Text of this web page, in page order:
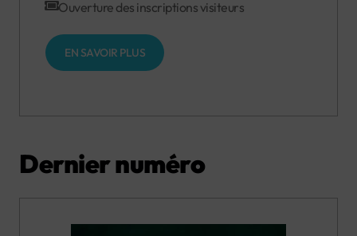
Ouverture des inscriptions visiteurs
EN SAVOIR PLUS
Dernier numéro